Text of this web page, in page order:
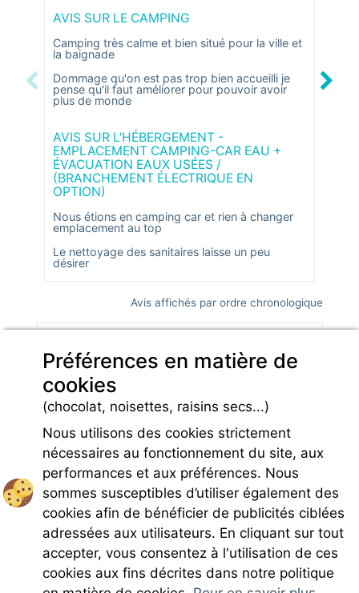
Previous
AVIS SUR LE CAMPING
Camping très calme et bien situé pour la ville et
la baignade
Dommage qu'on est pas trop bien accueilli je
pense qu'il faut améliorer pour pouvoir avoir
plus de monde
AVIS SUR L'HÉBERGEMENT -
EMPLACEMENT CAMPING-CAR EAU +
ÉVACUATION EAUX USÉES /
(BRANCHEMENT ÉLECTRIQUE EN
OPTION)
Nous étions en camping car et rien à changer
emplacement au top
Le nettoyage des sanitaires laisse un peu
désirer
Next
Avis affichés par ordre chronologique
*Avis datés de moins de 3 ans et soumis à un contrôle.
En savoir plus
Rejoignez-nous
Préférences en matière de
cookies
(chocolat, noisettes, raisins secs...)
Nous utilisons des cookies strictement
nécessaires au fonctionnement du site, aux
performances et aux préférences. Nous
sommes susceptibles d’utiliser également des
cookies afin de bénéficier de publicités ciblées
adressées aux utilisateurs. En cliquant sur tout
accepter, vous consentez à l'utilisation de ces
cookies aux fins décrites dans notre politique